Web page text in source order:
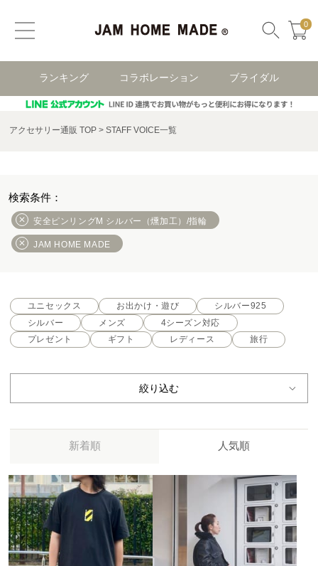
0
ランキング コラボレーション ブライダル
アクセサリー通販 TOP STAFF VOICE一覧
安全ピンリングM シルバー（燻加工）/指輪
JAM HOME MADE
ユニセックス お出かけ・遊び
シルバー925
シルバー
メンズ
4シーズン対応
プレゼント
ギフト レディース 旅行
絞り込む
新着順 人気順